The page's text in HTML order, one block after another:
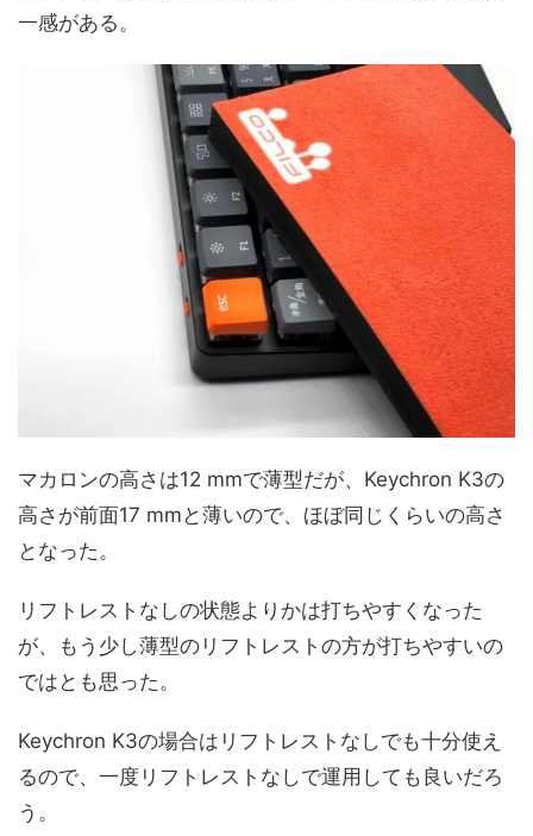
一感がある。
マカロンの高さは12 mmで薄型だが、Keychron K3の
高さが前面17 mmと薄いので、ほぼ同じくらいの高さ
となった。
リフトレストなしの状態よりかは打ちやすくなった
が、もう少し薄型のリフトレストの方が打ちやすいの
ではとも思った。
Keychron K3の場合はリフトレストなしでも十分使え
るので、一度リフトレストなしで運用しても良いだろ
う。